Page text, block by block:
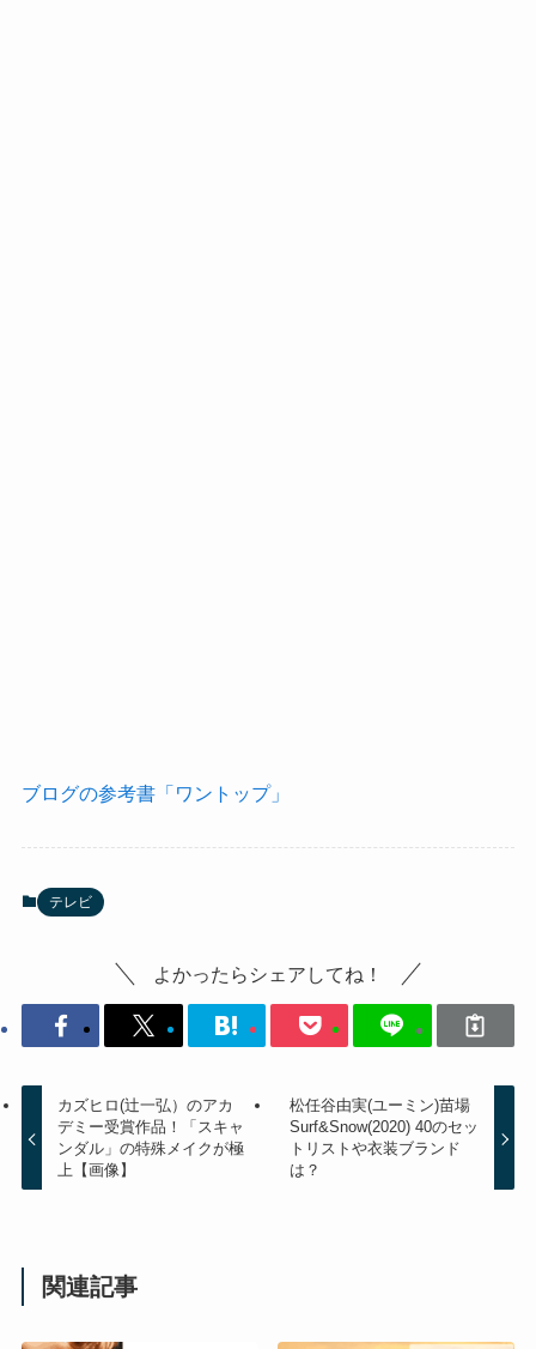
ブログの参考書「ワントップ」
テレビ
よかったらシェアしてね！
カズヒロ(辻一弘）のアカ
デミー受賞作品！「スキャ
ンダル」の特殊メイクが極
上【画像】
松任谷由実(ユーミン)苗場
Surf&Snow(2020) 40のセッ
トリストや衣装ブランド
は？
関連記事